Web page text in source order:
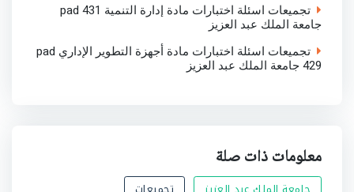
تجميعات اسئلة اختبارات مادة إدارة التنمية pad 431
جامعة الملك عبد العزيز
تجميعات اسئلة اختبارات مادة أجهزة التطوير الإداري pad
429 جامعة الملك عبد العزيز
معلومات ذات صلة